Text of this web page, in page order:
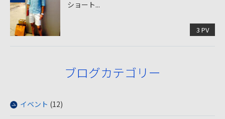
ショート...
3 PV
ブログカテゴリー
イベント (12)